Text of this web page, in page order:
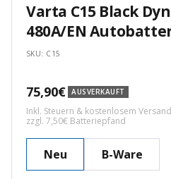
Varta C15 Black
480A/EN
SKU: C15
Angebotspreis
75,90€ AUSVERKAUFT
Inkl. Steuern & kostenlosem Versand
zzgl. 7,50€ Batteriepfand
Neu B-Ware